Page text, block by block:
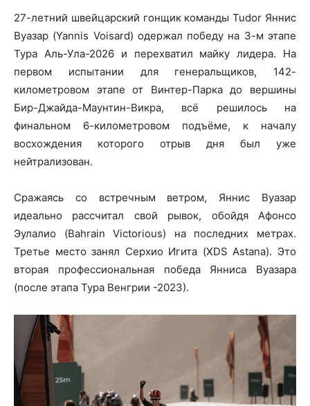
27-летний швейцарский гонщик команды Tudor Яннис
Вуазар (Yannis Voisard) одержал победу на 3-м этапе
Тура Аль-Ула-2026 и перехватил майку лидера. На
первом испытании для генеральщиков, 142-
километровом этапе от Винтер-Парка до вершины
Бир-Джайда-Маунтин-Викра, всё решилось на
финальном 6-километровом подъёме, к началу
восхождения которого отрыв дня был уже
нейтрализован.
Сражаясь со встречным ветром, Яннис Вуазар
идеально рассчитал свой рывок, обойдя Афонсо
Эулалио (Bahrain Victorious) на последних метрах.
Третье место занял Серхио Игита (XDS Astana). Это
вторая профессиональная победа Янниса Вуазара
(после этапа Тура Венгрии -2023).